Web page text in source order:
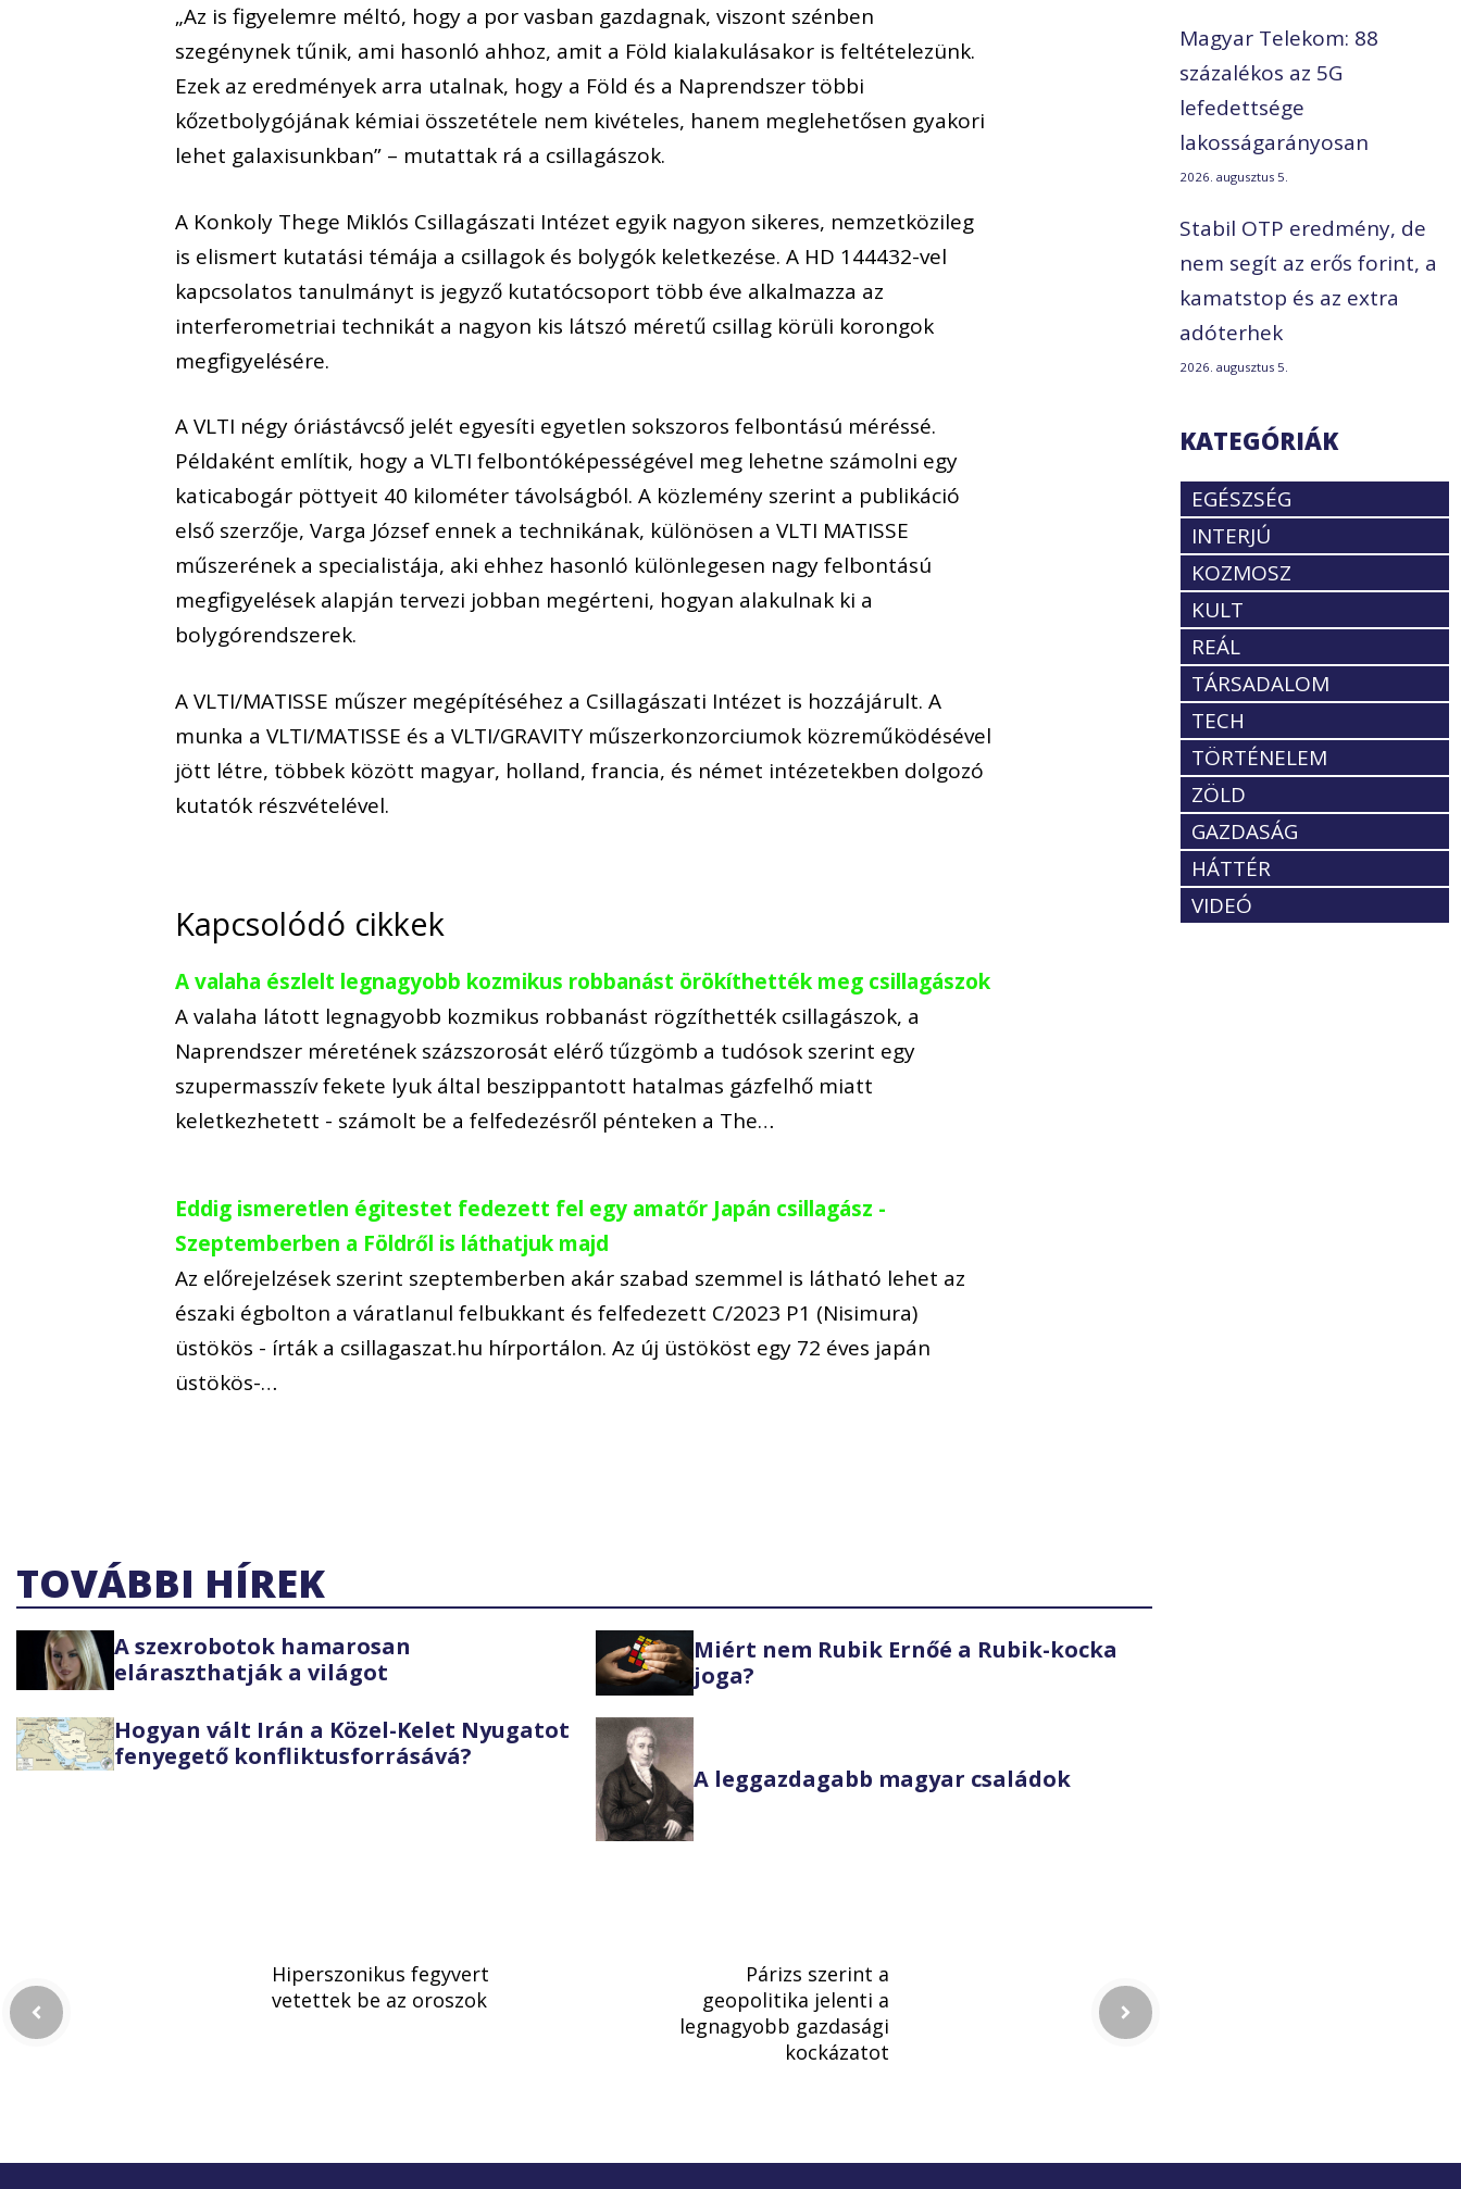
„Az is figyelemre méltó, hogy a por vasban gazdagnak, viszont szénben
szegénynek tűnik, ami hasonló ahhoz, amit a Föld kialakulásakor is feltételezünk.
Ezek az eredmények arra utalnak, hogy a Föld és a Naprendszer többi
kőzetbolygójának kémiai összetétele nem kivételes, hanem meglehetősen gyakori
lehet galaxisunkban” – mutattak rá a csillagászok.
A Konkoly Thege Miklós Csillagászati Intézet egyik nagyon sikeres, nemzetközileg
is elismert kutatási témája a csillagok és bolygók keletkezése. A HD 144432-vel
kapcsolatos tanulmányt is jegyző kutatócsoport több éve alkalmazza az
interferometriai technikát a nagyon kis látszó méretű csillag körüli korongok
megfigyelésére.
A VLTI négy óriástávcső jelét egyesíti egyetlen sokszoros felbontású méréssé.
Példaként említik, hogy a VLTI felbontóképességével meg lehetne számolni egy
katicabogár pöttyeit 40 kilométer távolságból. A közlemény szerint a publikáció
első szerzője, Varga József ennek a technikának, különösen a VLTI MATISSE
műszerének a specialistája, aki ehhez hasonló különlegesen nagy felbontású
megfigyelések alapján tervezi jobban megérteni, hogyan alakulnak ki a
bolygórendszerek.
A VLTI/MATISSE műszer megépítéséhez a Csillagászati Intézet is hozzájárult. A
munka a VLTI/MATISSE és a VLTI/GRAVITY műszerkonzorciumok közreműködésével
jött létre, többek között magyar, holland, francia, és német intézetekben dolgozó
kutatók részvételével.
Kapcsolódó cikkek
A valaha észlelt legnagyobb kozmikus robbanást örökíthették meg csillagászok
A valaha látott legnagyobb kozmikus robbanást rögzíthették csillagászok, a
Naprendszer méretének százszorosát elérő tűzgömb a tudósok szerint egy
szupermasszív fekete lyuk által beszippantott hatalmas gázfelhő miatt
keletkezhetett - számolt be a felfedezésről pénteken a The…
Eddig ismeretlen égitestet fedezett fel egy amatőr Japán csillagász -
Szeptemberben a Földről is láthatjuk majd
Az előrejelzések szerint szeptemberben akár szabad szemmel is látható lehet az
északi égbolton a váratlanul felbukkant és felfedezett C/2023 P1 (Nisimura)
üstökös - írták a csillagaszat.hu hírportálon. Az új üstököst egy 72 éves japán
üstökös-…
TOVÁBBI HÍREK
A szexrobotok hamarosan
eláraszthatják a világot
Miért nem Rubik Ernőé a Rubik-kocka
joga?
Hogyan vált Irán a Közel-Kelet Nyugatot
fenyegető konfliktusforrásává?
A leggazdagabb magyar családok
Magyar Telekom: 88
százalékos az 5G
lefedettsége
lakosságarányosan
2026. augusztus 5.
Stabil OTP eredmény, de
nem segít az erős forint, a
kamatstop és az extra
adóterhek
2026. augusztus 5.
KATEGÓRIÁK
EGÉSZSÉG
INTERJÚ
KOZMOSZ
KULT
REÁL
TÁRSADALOM
TECH
TÖRTÉNELEM
ZÖLD
GAZDASÁG
HÁTTÉR
VIDEÓ
Hiperszonikus fegyvert
vetettek be az oroszok
Párizs szerint a
geopolitika jelenti a
legnagyobb gazdasági
kockázatot